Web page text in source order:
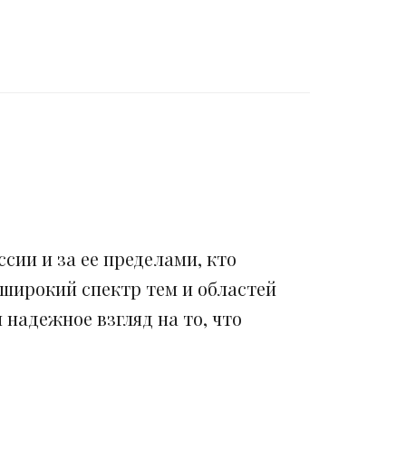
и за ее пределами, кто
спектр тем и областей
взгляд на то, что